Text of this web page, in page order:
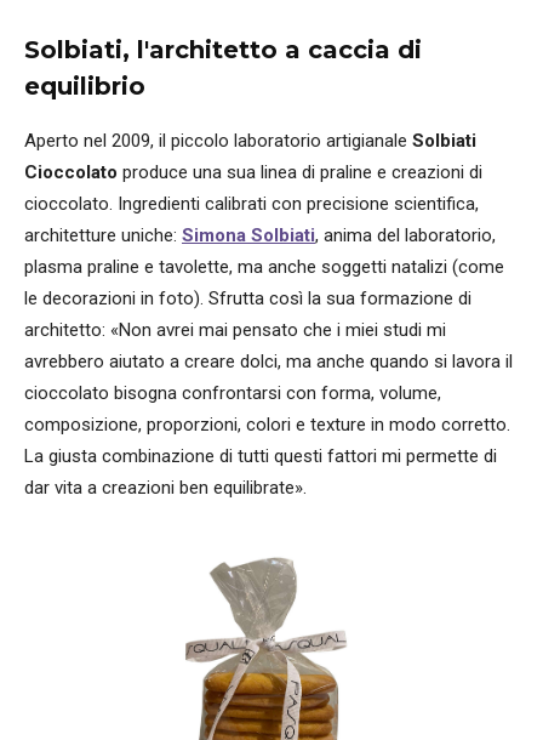
Solbiati, l'architetto a caccia di
equilibrio
Aperto nel 2009, il piccolo laboratorio artigianale Solbiati
Cioccolato produce una sua linea di praline e creazioni di
cioccolato. Ingredienti calibrati con precisione scientifica,
architetture uniche: Simona Solbiati, anima del laboratorio,
plasma praline e tavolette, ma anche soggetti natalizi (come
le decorazioni in foto). Sfrutta così la sua formazione di
architetto: «Non avrei mai pensato che i miei studi mi
avrebbero aiutato a creare dolci, ma anche quando si lavora il
cioccolato bisogna confrontarsi con forma, volume,
composizione, proporzioni, colori e texture in modo corretto.
La giusta combinazione di tutti questi fattori mi permette di
dar vita a creazioni ben equilibrate».